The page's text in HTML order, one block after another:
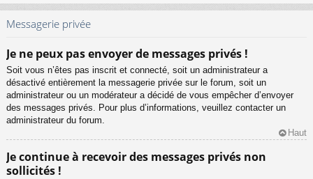
Messagerie privée
Je ne peux pas envoyer de messages privés !
Soit vous n’êtes pas inscrit et connecté, soit un administrateur a
désactivé entièrement la messagerie privée sur le forum, soit un
administrateur ou un modérateur a décidé de vous empêcher d’envoyer
des messages privés. Pour plus d’informations, veuillez contacter un
administrateur du forum.
Haut
Je continue à recevoir des messages privés non
sollicités !